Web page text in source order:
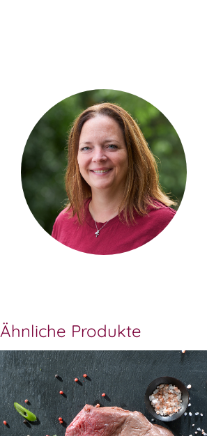
Ähnliche Produkte
Suppenfleisch Wade vom Laacher